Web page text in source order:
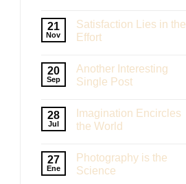
21
Nov
Satisfaction Lies in the
Effort
20
Sep
Another Interesting
Single Post
28
Jul
Imagination Encircles
the World
27
Ene
Photography is the
Science